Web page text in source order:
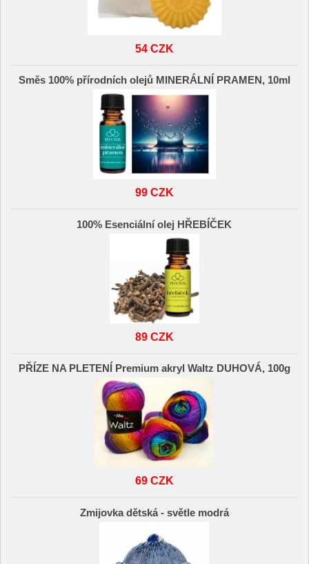
54 CZK
Směs 100% přírodních olejů MINERÁLNÍ PRAMEN, 10ml
99 CZK
100% Esenciální olej HŘEBÍČEK
89 CZK
PŘÍZE NA PLETENÍ Premium akryl Waltz DUHOVÁ, 100g
69 CZK
Zmijovka dětská - světle modrá